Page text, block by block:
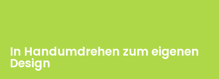
In Handumdrehen zum eigenen
Design